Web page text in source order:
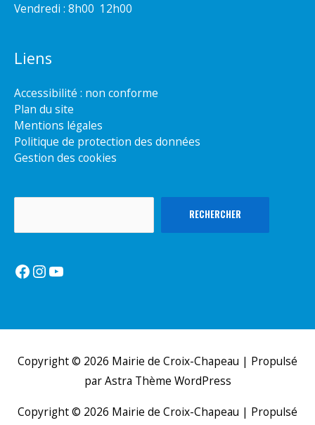
Vendredi : 8h00  12h00
Liens
Accessibilité : non conforme
Plan du site
Mentions légales
Politique de protection des données
Gestion des cookies
RECHERCHER
Facebook
Instagram
YouTube
Copyright © 2026 Mairie de Croix-Chapeau | Propulsé
parAstra Thème WordPress
Copyright © 2026 Mairie de Croix-Chapeau | Propulsé